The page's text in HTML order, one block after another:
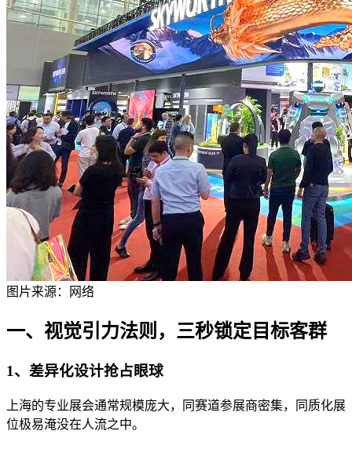
图片来源：网络
一、视觉引力法则，三秒锁定目标客群
1、差异化设计抢占眼球
上海的专业展会通常规模庞大，同赛道参展商密集，同质化展
位极易淹没在人流之中。